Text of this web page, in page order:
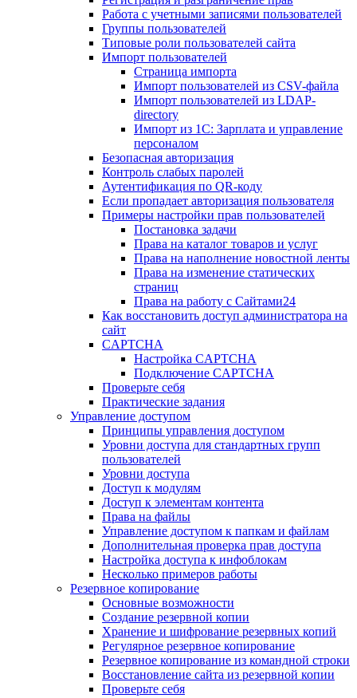
Работа с учетными записями пользователей
Группы пользователей
Типовые роли пользователей сайта
Импорт пользователей
Страница импорта
Импорт пользователей из CSV-файла
Импорт пользователей из LDAP-
directory
Импорт из 1С: Зарплата и управление
персоналом
Безопасная авторизация
Контроль слабых паролей
Аутентификация по QR-коду
Если пропадает авторизация пользователя
Примеры настройки прав пользователей
Постановка задачи
Права на каталог товаров и услуг
Права на наполнение новостной ленты
Права на изменение статических
страниц
Права на работу с Сайтами24
Как восстановить доступ администратора на
сайт
CAPTCHA
Настройка CAPTCHA
Подключение CAPTCHA
Проверьте себя
Практические задания
Управление доступом
Принципы управления доступом
Уровни доступа для стандартных групп
пользователей
Уровни доступа
Доступ к модулям
Доступ к элементам контента
Права на файлы
Управление доступом к папкам и файлам
Дополнительная проверка прав доступа
Настройка доступа к инфоблокам
Несколько примеров работы
Резервное копирование
Основные возможности
Создание резервной копии
Хранение и шифрование резервных копий
Регулярное резервное копирование
Резервное копирование из командной строки
Восстановление сайта из резервной копии
Проверьте себя